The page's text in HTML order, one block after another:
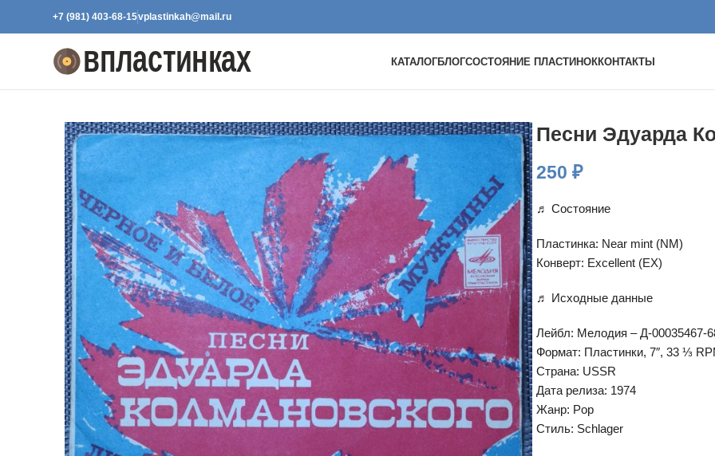
+7 (981) 403-68-15vplastinkah@mail.ru
КАТАЛОГБЛОГСОСТОЯНИЕ ПЛАСТИНОККОНТАКТЫ
Песни Эдуарда
250 ₽
♬ Состояние
Пластинка: Near mint (NM)
Конверт: Excellent (EX)
♬ Исходные данные
Лейбл: Мелодия – Д-00035467-
Формат: Пластинки, 7″, 33 ⅓
Страна: USSR
Дата релиза: 1974
Жанр: Pop
Стиль: Schlager